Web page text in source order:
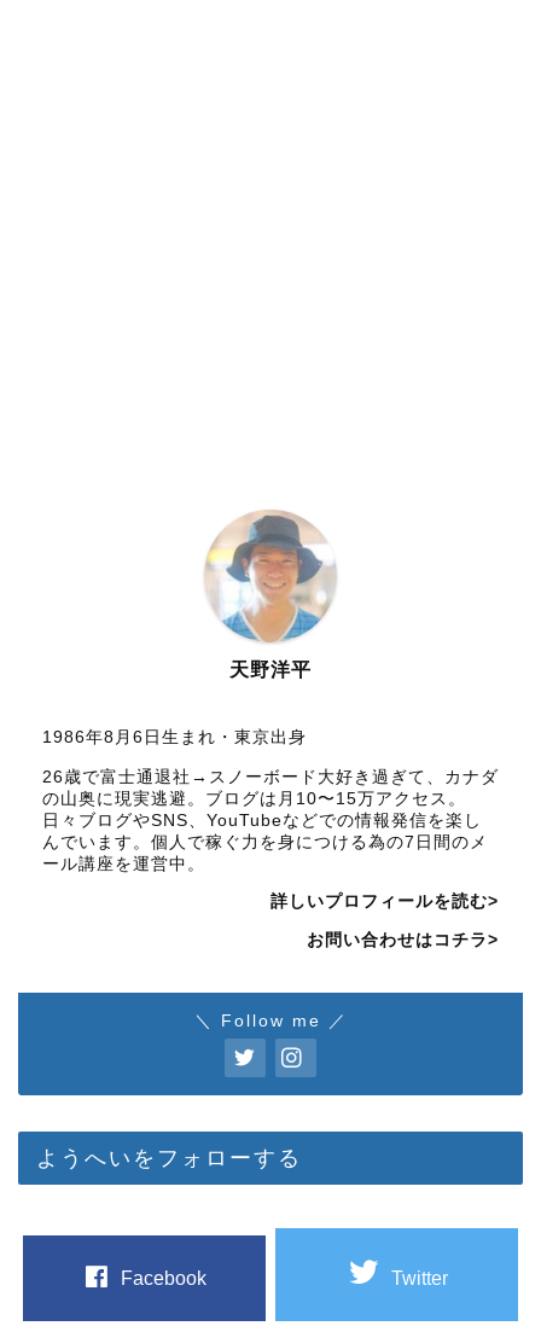
天野洋平
1986年8月6日生まれ・東京出身
26歳で富士通退社→スノーボード大好き過ぎて、カナダ
の山奥に現実逃避。ブログは月10〜15万アクセス。
日々ブログやSNS、YouTubeなどでの情報発信を楽し
んでいます。個人で稼ぐ力を身につける為の7日間のメ
ール講座を運営中。
詳しいプロフィールを読む>
お問い合わせはコチラ>
＼ Follow me ／
ようへいをフォローする
Facebook Twitter